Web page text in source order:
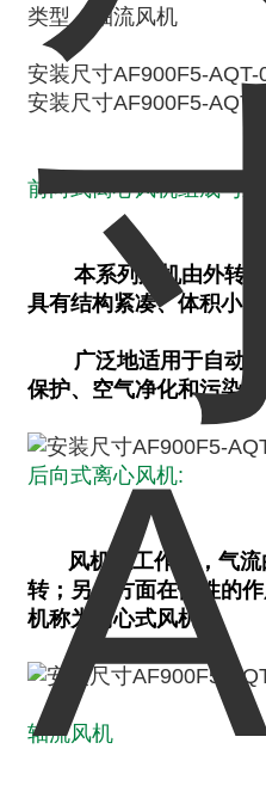
类型：轴流风机
安装尺寸AF900F5-
安装尺寸AF900F5-
前向式离心风机组成与
本系列风机由外转
具有结构紧凑、体积小
广泛地适用于自动
保护、空气净化和污染控
后向式离心风机:
风机在工作中，气
转；另一方面在惯性的
机称为离心式风机。
轴流风机